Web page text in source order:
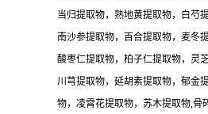
当归提取物，熟地黄提取物，白芍
南沙参提取物，百合提取物，麦冬
酸枣仁提取物，柏子仁提取物，灵
川芎提取物，延胡素提取物，郁金
物，凌霄花提取物，苏木提取物,骨